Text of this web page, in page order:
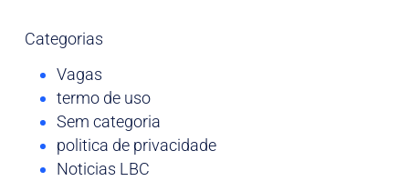
Categorias
Vagas
termo de uso
Sem categoria
politica de privacidade
Noticias LBC